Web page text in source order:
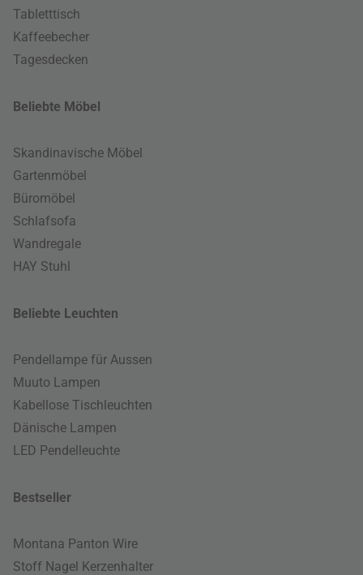
Tabletttisch
Kaffeebecher
Tagesdecken
Beliebte Möbel
Skandinavische Möbel
Gartenmöbel
Büromöbel
Schlafsofa
Wandregale
HAY Stuhl
Beliebte Leuchten
Pendellampe für Aussen
Muuto Lampen
Kabellose Tischleuchten
Dänische Lampen
LED Pendelleuchte
Bestseller
Montana Panton Wire
Stoff Nagel Kerzenhalter